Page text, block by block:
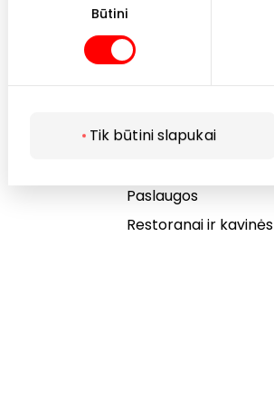
Būtini
Tik būtini slapukai
Navigacija
Paslaugos
Restoranai ir kavinės